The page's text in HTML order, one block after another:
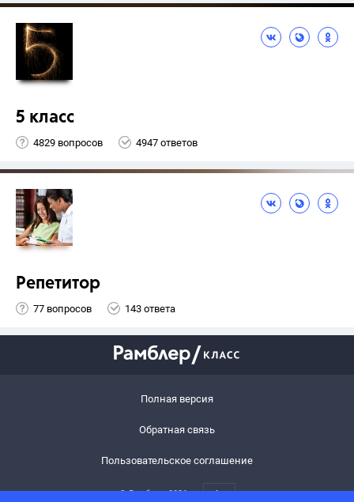
5 класс
4829 вопросов 4947 ответов
Репетитор
77 вопросов 143 ответа
Полная версия
Обратная связь
Пользовательское соглашение
© Рамблер,2026 6+